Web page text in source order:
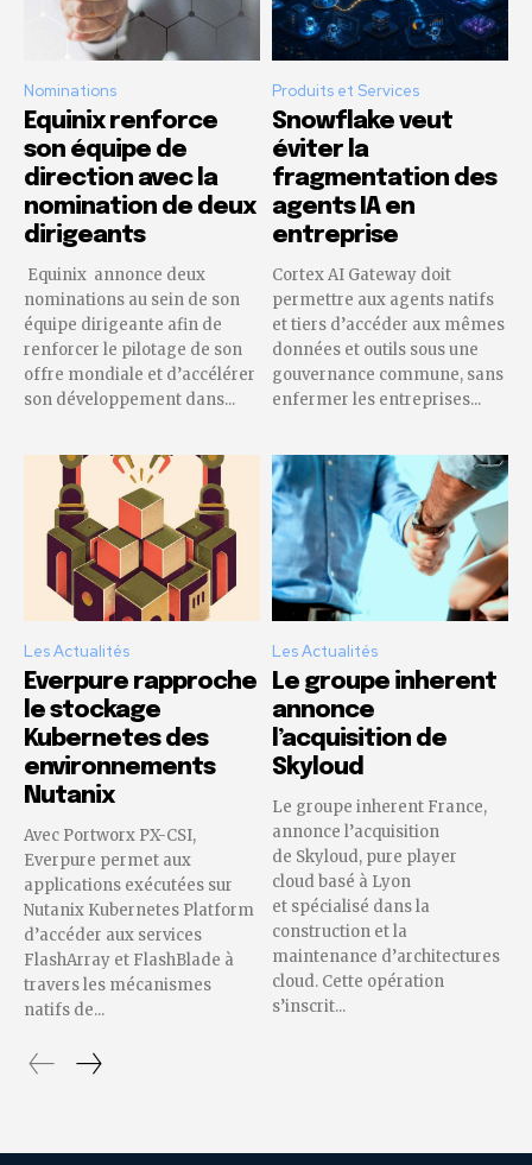
Nominations
Equinix renforce
son équipe de
direction avec la
nomination de deux
dirigeants
Equinix annonce deux
nominations au sein de son
équipe dirigeante afin de
renforcer le pilotage de son
offre mondiale et d’accélérer
son développement dans...
Produits et Services
Snowflake veut
éviter la
fragmentation des
agents IA en
entreprise
Cortex AI Gateway doit
permettre aux agents natifs
et tiers d’accéder aux mêmes
données et outils sous une
gouvernance commune, sans
enfermer les entreprises...
Les Actualités
Everpure rapproche
le stockage
Kubernetes des
environnements
Nutanix
Avec Portworx PX-CSI,
Everpure permet aux
applications exécutées sur
Nutanix Kubernetes Platform
d’accéder aux services
FlashArray et FlashBlade à
travers les mécanismes
natifs de...
Les Actualités
Le groupe inherent
annonce
l’acquisition de
Skyloud
Le groupe inherent France,
annonce l’acquisition
de Skyloud, pure player
cloud basé à Lyon
et spécialisé dans la
construction et la
maintenance d’architectures
cloud. Cette opération
s’inscrit...